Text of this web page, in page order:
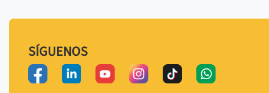
SÍGUENOS